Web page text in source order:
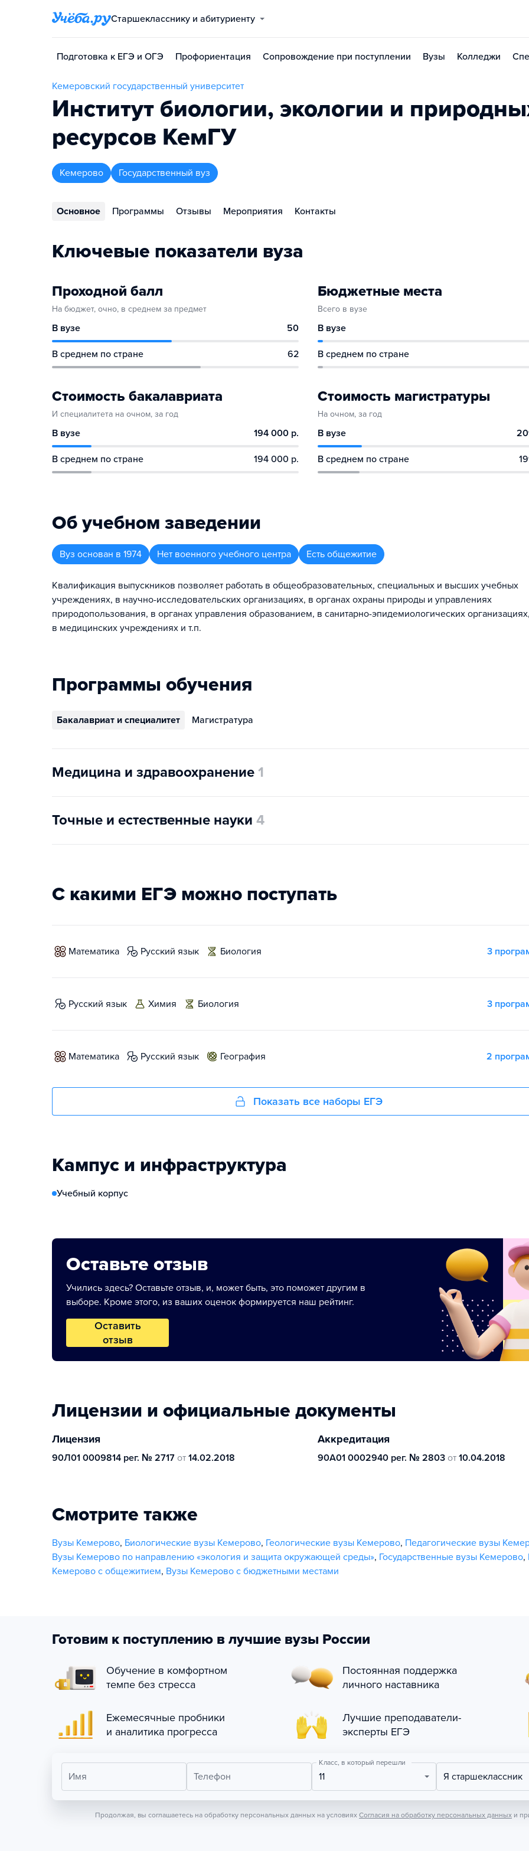
Старшекласснику и абитуриенту
Подготовка к ЕГЭ и ОГЭ Профориентация Сопровождение при поступлении Вузы Колледжи
Кемеровский государственный университет
Институт биологии, экологии и
ресурсов КемГУ
Кемерово Государственный вуз
Основное Программы Отзывы Мероприятия Контакты
Ключевые показатели вуза
Проходной балл
На бюджет, очно, в среднем за предмет
В вузе 50
В среднем по стране 62
Бюджетные места
Всего в вузе
В вузе
В среднем по стране
Стоимость бакалавриата
И специалитета на очном, за год
В вузе 194 000 р.
В среднем по стране 194 000 р.
Стоимость магистратуры
На очном, за год
В вузе
В среднем по стране
Об учебном заведении
Вуз основан в 1974 Нет военного учебного центра Есть общежитие
Квалификация выпускников позволяет работать в общеобразовательных, специальных и высших учебных
учреждениях, в научно-исследовательских организациях, в органах охраны природы и управлениях
природопользования, в органах управления образованием, в санитарно-эпидемиологических организациях,
в медицинских учреждениях и т.п.
Программы обучения
Бакалавриат и специалитет Магистратура
Медицина и здравоохранение 1
Точные и естественные науки 4
С какими ЕГЭ можно поступать
математика русский язык биология 3
русский язык химия биология 3
математика русский язык география 2
Показать все наборы ЕГЭ
Кампус и инфраструктура
Учебный корпус
Оставьте отзыв
Учились здесь? Оставьте отзыв, и, может быть, это поможет другим в
выборе. Кроме этого, из ваших оценок формируется наш рейтинг.
Оставить
отзыв
Лицензии и официальные документы
Лицензия
90Л01 0009814 рег. № 2717 от 14.02.2018
Аккредитация
90А01 0002940 рег. № 2803 от 10.04.2018
Смотрите также
Вузы Кемерово, Биологические вузы Кемерово, Геологические вузы Кемерово, Педагогические вузы
Вузы Кемерово по направлению «экология и защита окружающей среды», Государственные вузы Кемерово,
Кемерово с общежитием, Вузы Кемерово с бюджетными местами
Готовим к поступлению в лучшие вузы России
Обучение в комфортном
темпе без стресса
Постоянная поддержка
личного наставника
Ежемесячные пробники
и аналитика прогресса
Лучшие преподаватели-
эксперты ЕГЭ
Имя Телефон
Класс, в который перешли
11 Я старшеклассник
Продолжая, вы соглашаетесь на обработку персональных данных на условиях Согласия на обработку персональных данных и